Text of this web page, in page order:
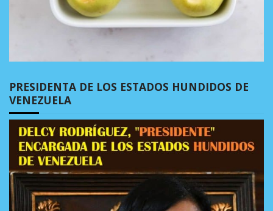
PRESIDENTA DE LOS ESTADOS HUNDIDOS DE
VENEZUELA